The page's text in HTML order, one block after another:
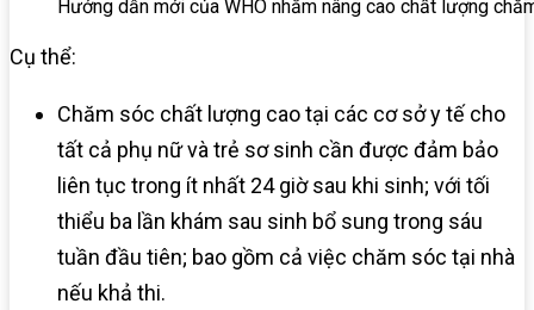
Hướng dẫn mới của WHO nhằm nâng cao chất lượng
Cụ thể:
Chăm sóc chất lượng cao tại các cơ sở y tế cho
tất cả phụ nữ và trẻ sơ sinh cần được đảm bảo
liên tục trong ít nhất 24 giờ sau khi sinh; với tối
thiểu ba lần khám sau sinh bổ sung trong sáu
tuần đầu tiên; bao gồm cả việc chăm sóc tại nhà
nếu khả thi.